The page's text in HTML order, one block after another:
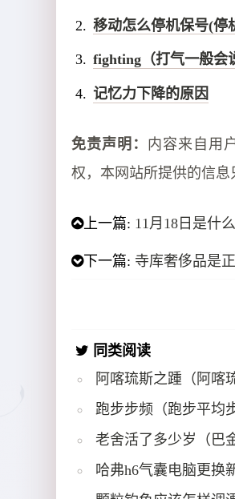
移动怎么停机保号(停
fighting（打气一般会
记忆力下降的原因
免责声明： 内容来自用
权，本网站所提供的信息
上一篇: 11月18日是什
下一篇: 寺库奢侈品是
同类阅读
阿喀琉斯之踵（阿喀
跑步步频（跑步平均
老舍活了多少岁（巴
哈弗h6气囊电脑更换